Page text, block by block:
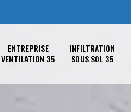
ENTREPRISE
VENTILATION 35
INFILTRATION
SOUS SOL 35